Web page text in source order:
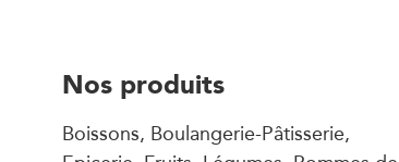
Nos produits
Boissons, Boulangerie-Pâtisserie,